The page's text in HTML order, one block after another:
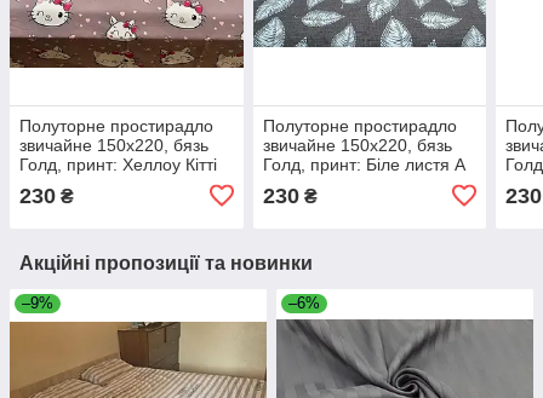
Полуторне простирадло
звичайне 150х220, бязь
Голд, принт: Хеллоу Кітті
230 ₴
Полуторне простирадло
звичайне 150х220, бязь
Голд, принт: Біле листя А
230₴ 230
Акційні пропозиції та новинки
–9% –6%